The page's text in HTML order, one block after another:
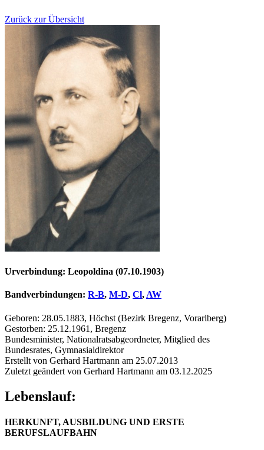
Zurück zur Übersicht
Urverbindung: Leopoldina (07.10.1903)
Bandverbindungen: R-B, M-D, Cl, AW
Geboren: 28.05.1883, Höchst (Bezirk Bregenz, Vorarlberg)
Gestorben: 25.12.1961, Bregenz
Bundesminister, Nationalratsabgeordneter, Mitglied des
Bundesrates, Gymnasialdirektor
Erstellt von Gerhard Hartmann am 25.07.2013
Zuletzt geändert von Gerhard Hartmann am 03.12.2025
Lebenslauf:
HERKUNFT, AUSBILDUNG UND ERSTE
BERUFSLAUFBAHN